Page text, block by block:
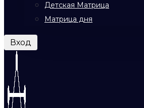
Детская Матрица
Матрица дня
Вход